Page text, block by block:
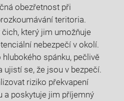
obezřetnost při
teritoria.
který jim umožňuje
nebezpečí v‍ okolí.
spánku, pečlivě
se, že jsou‌ v bezpečí.
riziko překvapení
a ‌poskytuje jim příjemný